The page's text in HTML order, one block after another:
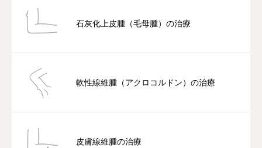
石灰化上皮腫（毛母腫）の治療
軟性線維腫（アクロコルドン）の治療
皮膚線維腫の治療